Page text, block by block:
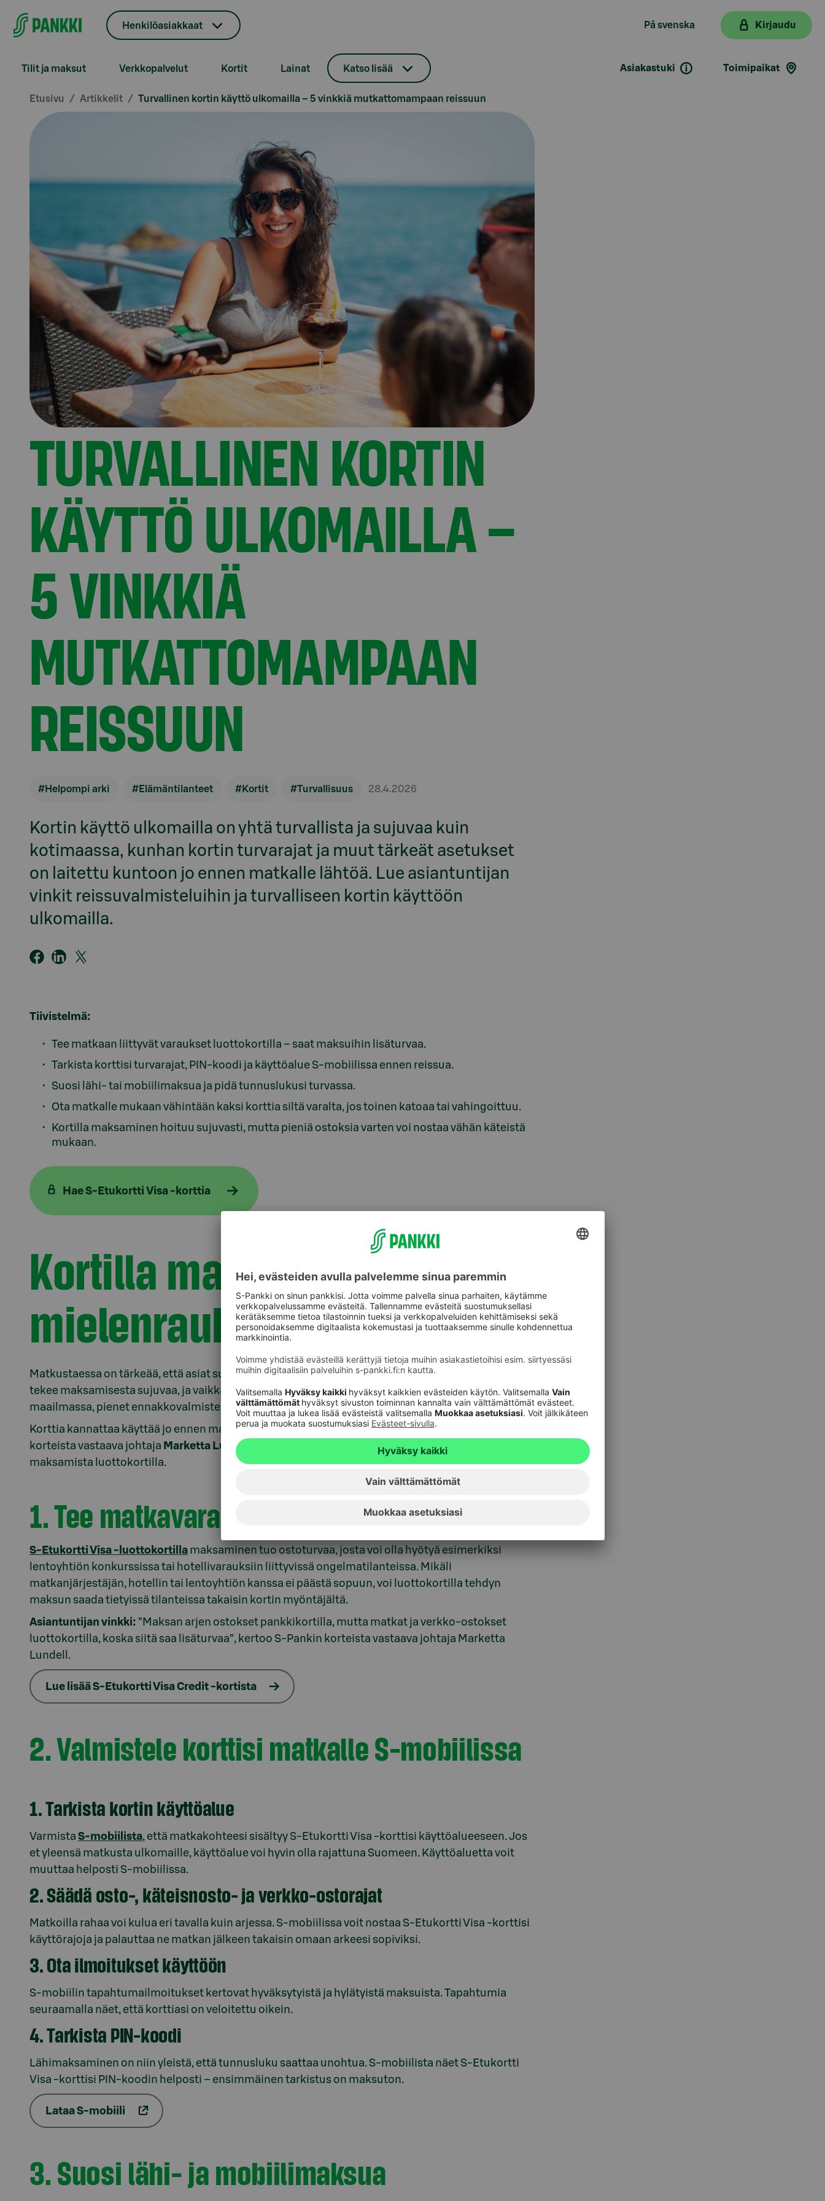
Henkilöasiakkaat På svenska Kirjaudu
Tilit ja maksut Verkkopalvelut Kortit Lainat Katso lisää Asiakastuki Toimipaikat
Etusivu Artikkelit Turvallinen kortin käyttö ulkomailla – 5 vinkkiä mutkattomampaan reissuun
TURVALLINEN KORTIN
KÄYTTÖ ULKOMAILLA –
5 VINKKIÄ
MUTKATTOMAMPAAN
REISSUUN
#Helpompi arki #Elämäntilanteet #Kortit #Turvallisuus 28.4.2026
Kortin käyttö ulkomailla on yhtä turvallista ja sujuvaa kuin
kotimaassa, kunhan kortin turvarajat ja muut tärkeät asetukset
on laitettu kuntoon jo ennen matkalle lähtöä. Lue asiantuntijan
vinkit reissuvalmisteluihin ja turvalliseen kortin käyttöön
ulkomailla.
Tiivistelmä:
Tee matkaan liittyvät varaukset luottokortilla – saat maksuihin lisäturvaa.
Tarkista korttisi turvarajat, PIN-koodi ja käyttöalue S-mobiilissa ennen reissua.
Suosi lähi- tai mobiilimaksua ja pidä tunnuslukusi turvassa.
Ota matkalle mukaan vähintään kaksi korttia siltä varalta, jos toinen katoaa tai vahingoittuu.
Kortilla maksaminen hoituu sujuvasti, mutta pieniä ostoksia varten voi nostaa vähän käteistä
mukaan.
Hae S-Etukortti Visa -korttia
Kortilla maksaminen tuo
mielenrauhaa
Matkustaessa on tärkeää, että asiat sujuvat mutkattomasti ilman turhaa säätöä. Kortin käyttö
tekee maksamisesta sujuvaa, ja vaikka kortilla maksaminen onkin helppoa lähes kaikkialla
maailmassa, pienet ennakkovalmistelut tuovat reissuun selvästi enemmän mielenrauhaa.
Korttia kannattaa käyttää jo ennen matkan alkua matkavarausten teon yhteydessä. S-Pankin
korteista vastaava johtaja Marketta Lundell
suosittelee esimerkiksi hotelli- ja lentovarausten
maksamista luottokortilla.
1. Tee matkavaraukset luottokortilla
S-Etukortti Visa -luottokortilla maksaminen tuo ostoturvaa, josta voi olla hyötyä esimerkiksi
lentoyhtiön konkurssissa tai hotellivarauksiin liittyvissä ongelmatilanteissa. Mikäli
matkanjärjestäjän, hotellin tai lentoyhtiön kanssa ei päästä sopuun, voi luottokortilla tehdyn
maksun saada tietyissä tilanteissa takaisin kortin myöntäjältä.
Asiantuntijan vinkki: ”Maksan arjen ostokset pankkikortilla, mutta matkat ja verkko-ostokset
luottokortilla, koska siitä saa lisäturvaa”, kertoo S-Pankin korteista vastaava johtaja Marketta
Lundell.
Lue lisää S-Etukortti Visa Credit -kortista
2. Valmistele korttisi matkalle S-mobiilissa
1. Tarkista kortin käyttöalue
Varmista S-mobiilista, että matkakohteesi sisältyy S-Etukortti Visa -korttisi käyttöalueeseen. Jos
et yleensä matkusta ulkomaille, käyttöalue voi hyvin olla rajattuna Suomeen. Käyttöaluetta voit
muuttaa helposti S-mobiilissa.
2. Säädä osto-, käteisnosto- ja verkko-ostorajat
Matkoilla rahaa voi kulua eri tavalla kuin arjessa. S-mobiilissa voit nostaa S-Etukortti Visa -korttisi
käyttörajoja ja palauttaa ne matkan jälkeen takaisin omaan arkeesi sopiviksi.
3. Ota ilmoitukset käyttöön
S-mobiilin tapahtumailmoitukset kertovat hyväksytyistä ja hylätyistä maksuista. Tapahtumia
seuraamalla näet, että korttiasi on veloitettu oikein.
4. Tarkista PIN-koodi
Lähimaksaminen on niin yleistä, että tunnusluku saattaa unohtua. S-mobiilista näet S-Etukortti
Visa -korttisi PIN-koodin helposti – ensimmäinen tarkistus on maksuton.
Lataa S-mobiili
3. Suosi lähi- ja mobiilimaksua